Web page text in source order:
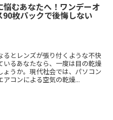
悩むあなたへ！ワンデーオ
90枚パックで後悔しない
るとレンズが張り付くような不快
るあなたなら、一度は目の乾燥
うか。現代社会では、パソコン
コンによる空気の乾燥...